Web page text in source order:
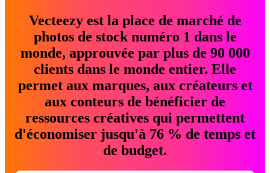
Vecteezy est la place de marché de
photos de stock numéro 1 dans le
monde, approuvée par plus de 90 000
clients dans le monde entier. Elle
permet aux marques, aux créateurs et
aux conteurs de bénéficier de
ressources créatives qui permettent
d'économiser jusqu'à 76 % de temps et
de budget.